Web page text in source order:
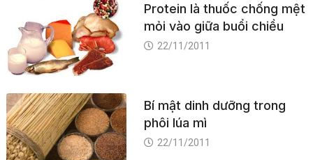
Protein là thuốc chống mệt
mỏi vào giữa buổi chiều
22/11/2011
Bí mật dinh dưỡng trong
phôi lúa mì
22/11/2011